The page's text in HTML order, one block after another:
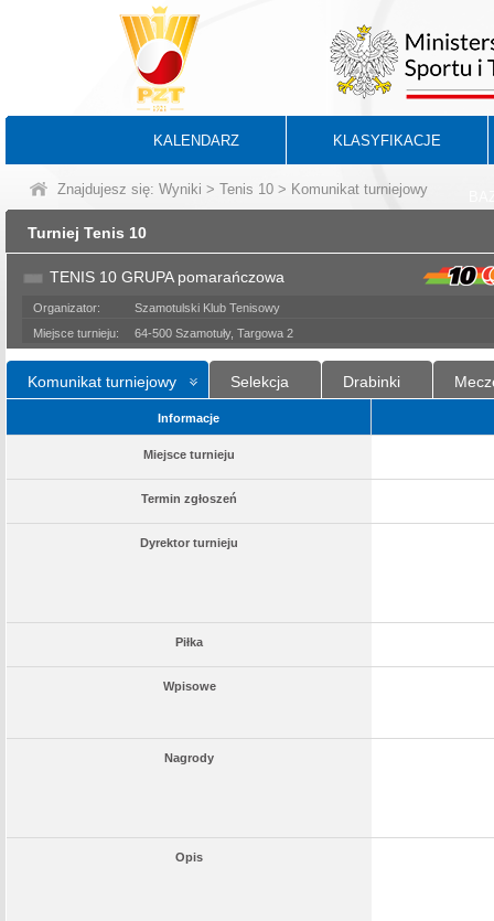
KALENDARZ KLASYFIKACJE
Znajdujesz się: Wyniki > Tenis 10 > Komunikat turniejowy
Turniej Tenis 10
TENIS 10 GRUPA pomarańczowa
Organizator:
Szamotulski Klub Tenisowy
Miejsce turnieju:
64-500 Szamotuły, Targowa 2
Komunikat turniejowy Selekcja Drabinki
Informacje
Miejsce turnieju
Termin zgłoszeń
Dyrektor turnieju
Piłka
Wpisowe
Nagrody
Opis